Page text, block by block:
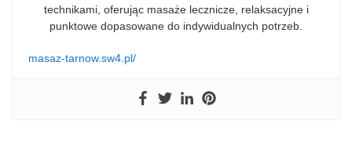
technikami, oferując masaże lecznicze, relaksacyjne i
punktowe dopasowane do indywidualnych potrzeb.
masaz-tarnow.sw4.pl/